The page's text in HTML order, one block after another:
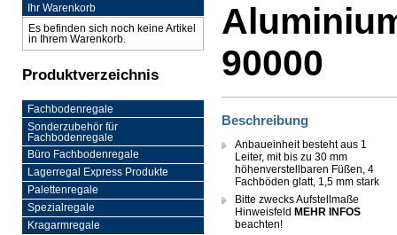
Ihr Warenkorb
Es befinden sich noch keine Artikel
in Ihrem Warenkorb.
Produktverzeichnis
Fachbodenregale
Sonderzubehör für
Fachbodenregale
Büro Fachbodenregale
Lagerregal Express Produkte
Palettenregale
Spezialregale
Kragarmregale
90000
Beschreibung
Anbaueinheit besteht aus 1
Leiter, mit bis zu 30 mm
höhenverstellbaren Füßen, 4
Fachböden glatt, 1,5 mm stark
Bitte zwecks Aufstellmaße
Hinweisfeld MEHR INFOS
beachten!